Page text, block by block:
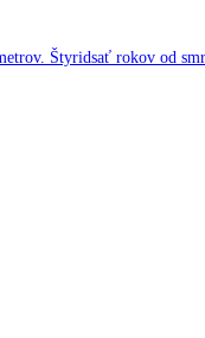
Štyridsať rokov od